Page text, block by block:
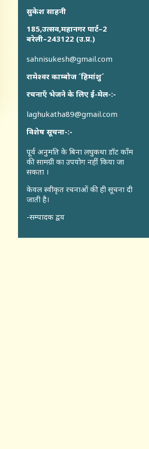
सुकेश साहनी
185,उत्सव,महानगर पार्ट–2
बरेली–243122 (उ.प्र.)
sahnisukesh@gmail.com
रामेश्वर काम्बोज ´हिमांशु´
रचनाएँ भेजने के लिए ई-मेल-:-
laghukatha89@gmail.com
विशेष सूचना-:-
पूर्व अनुमति के बिना लघुकथा डॉट कॉंम
की सामग्री का उपयोग नहीं किया जा
सकता ।
केवल स्वीकृत रचनाओं की ही सूचना दी
जाती है।
-सम्पादक द्वय